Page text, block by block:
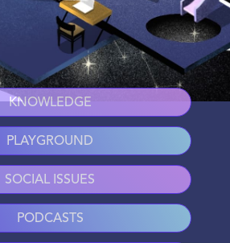
KNOWLEDGE
PLAYGROUND
SOCIAL ISSUES
PODCASTS